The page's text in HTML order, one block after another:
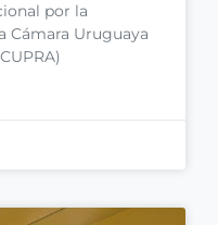
por la
Cámara Uruguaya